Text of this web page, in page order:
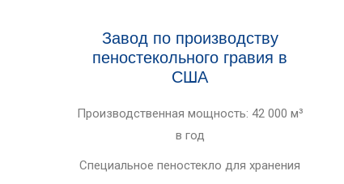
Завод по производству
пеностекольного гравия в
США
Производственная мощность: 42 000 м³
в год
Специальное пеностекло для хранения